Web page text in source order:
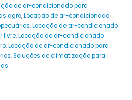
de ar-condicionado para
agro,Locação de ar-condicionado
,Locação de ar-condicionado
livre,Locação de ar-condicionado
,Locação de ar-condicionado para
,Soluções de climatização para